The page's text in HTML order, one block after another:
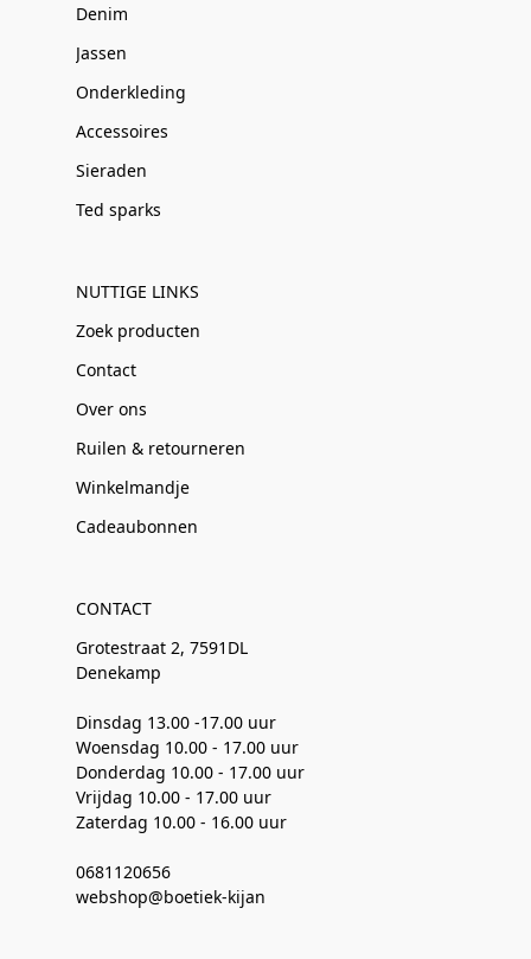
Denim
Jassen
Onderkleding
Accessoires
Sieraden
Ted sparks
NUTTIGE LINKS
Zoek producten
Contact
Over ons
Ruilen & retourneren
Winkelmandje
Cadeaubonnen
CONTACT
Grotestraat 2, 7591DL
Denekamp
Dinsdag 13.00 -17.00 uur
Woensdag 10.00 - 17.00 uur
Donderdag 10.00 - 17.00 uur
Vrijdag 10.00 - 17.00 uur
Zaterdag 10.00 - 16.00 uur
0681120656
webshop@boetiek-kijan